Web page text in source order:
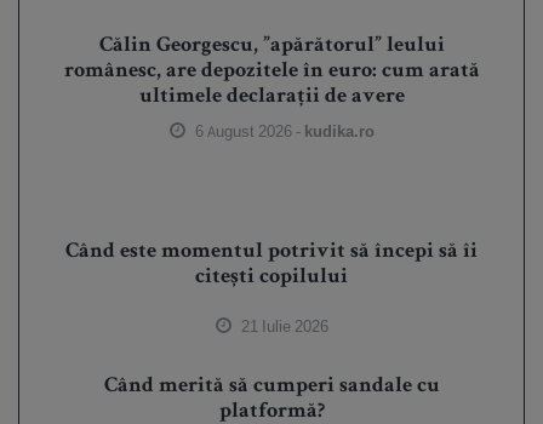
Călin Georgescu, ”apărătorul” leului
românesc, are depozitele în euro: cum arată
ultimele declarații de avere
6 August 2026 - kudika.ro
Când este momentul potrivit să începi să îi
citești copilului
21 Iulie 2026
Când merită să cumperi sandale cu
platformă?